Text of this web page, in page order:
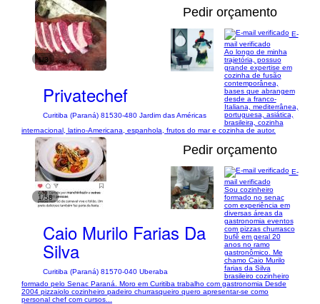
1/3
Pedir orçamento
Privatechef
Curitiba (Paraná) 81530-480 Jardim das Américas
E-
mail verificado
Ao longo de minha
trajetória, possuo
grande expertise em
cozinha de fusão
contemporânea,
bases que abrangem
desde a franco-
Italiana, mediterrânea,
portuguesa, asiática,
brasileira, cozinha
internacional, latino-Americana, espanhola, frutos do mar e cozinha de autor.
1/58
Pedir orçamento
Caio Murilo Farias Da
Silva
Curitiba (Paraná) 81570-040 Uberaba
E-
mail verificado
Sou cozinheiro
formado no senac
com experiência em
diversas áreas da
gastronomia eventos
com pizzas churrasco
bufê em geral 20
anos no ramo
gastronômico. Me
chamo Caio Murilo
farias da Silva
brasileiro cozinheiro
formado pelo Senac Paraná. Moro em Curitiba trabalho com gastronomia Desde
2004 pizzaiolo cozinheiro padeiro churrasqueiro quero apresentar-se como
personal chef com cursos...